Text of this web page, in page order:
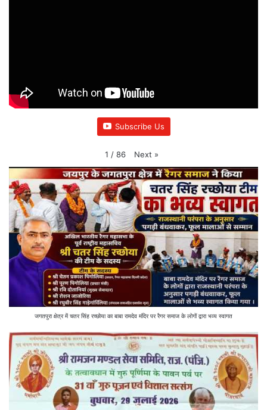
Subscribe Us
1 / 86 Next »
जगतपुरा क्षेत्र में चतर सिंह रच्छोया का बाबा रामदेव मंदिर पर रैगर समाज के लोगों द्वारा भव्य स्वागत